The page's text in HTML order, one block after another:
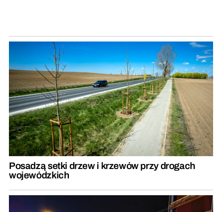
Posadzą setki drzew i krzewów przy drogach
wojewódzkich